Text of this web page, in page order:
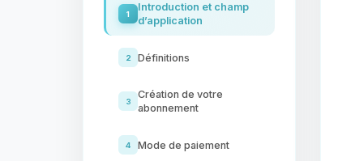
1
Introduction et champ
d’application
2 Définitions
3
Création de votre
abonnement
4 Mode de paiement